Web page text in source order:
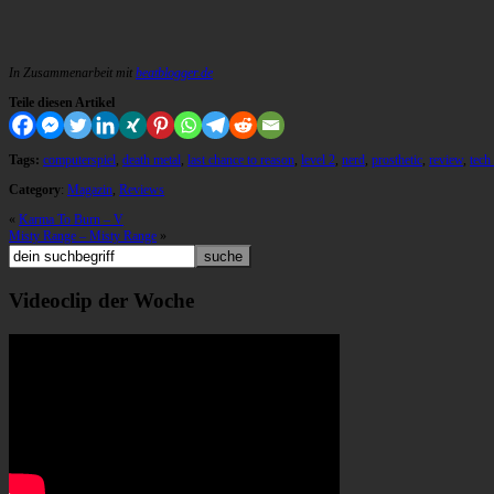
In Zusammenarbeit mit beatblogger.de
Teile diesen Artikel
Tags: computerspiel, death metal, last chance to reason, level 2, nerd, prosthetic, review, tech
Category: Magazin, Reviews
« Karma To Burn – V
Misty Range – Misty Range »
Videoclip der Woche